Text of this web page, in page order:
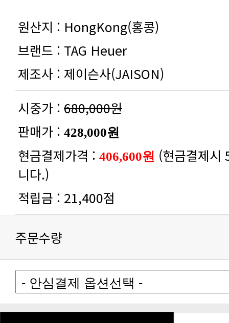
원산지 : HongKong(홍콩)
브랜드 : TAG Heuer
제조사 : 제이슨사(JAISON)
시중가 : 680,000원
판매가 : 428,000원
현금결제가격 : 406,600원
니다.)
적립금 : 21,400점
주문수량